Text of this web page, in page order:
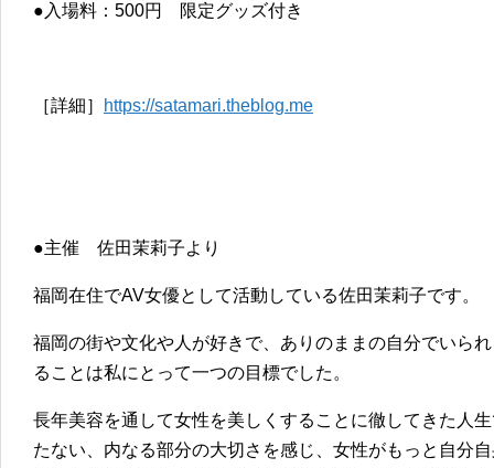
●入場料：500円 限定グッズ付き
［詳細］ https://satamari.theblog.me
●主催 佐田茉莉子より
福岡在住でAV女優として活動している佐田茉莉子です。
福岡の街や文化や人が好きで、ありのままの自分でいら
ることは私にとって一つの目標でした。
長年美容を通して女性を美しくすることに徹してきた人
たない、内なる部分の大切さを感じ、女性がもっと自分